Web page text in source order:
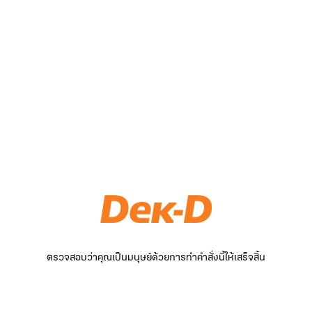
ตรวจสอบว่าคุณเป็นมนุษย์ด้วยการทำคำสั่งนี้ให้เสร็จสิ้น